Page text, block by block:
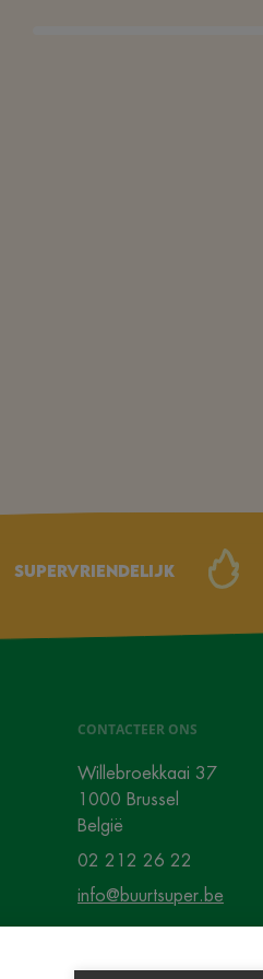
Supervriendelijk
CONTACTEER ONS
Willebroekkaai 37
1000 Brussel
België
02 212 26 22
info@buurtsuper.be